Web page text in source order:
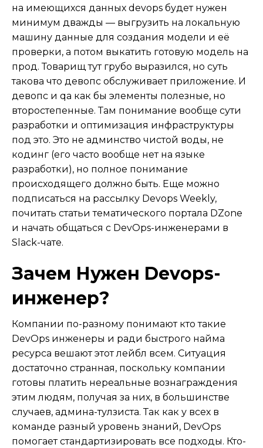
на имеющихся данных devops будет нужен
минимум дважды — выгрузить на локальную
машину данные для создания модели и её
проверки, а потом выкатить готовую модель на
прод. Товарищ тут грубо выразился, но суть
такова что девопс обслуживает приложение. И
девопс и qa как бы элементы полезные, но
второстепенные. Там понимание вообще сути
разработки и оптимизация инфраструктуры
под это. Это не админство чистой воды, не
кодинг (его часто вообще нет на языке
разработки), но полное понимание
происходящего должно быть. Еще можно
подписаться на рассылку Devops Weekly,
почитать статьи тематического портала DZone
и начать общаться с DevOps-инженерами в
Slack-чате.
Зачем Нужен Devops-
инженер?
Компании по-разному понимают кто такие
DevOps инженеры и ради быстрого найма
ресурса вешают этот лейбл всем. Ситуация
достаточно странная, поскольку компании
готовы платить нереальные вознаграждения
этим людям, получая за них, в большинстве
случаев, админа-тулзиста. Так как у всех в
команде разный уровень знаний, DevOps
помогает стандартизировать все подходы. Кто-